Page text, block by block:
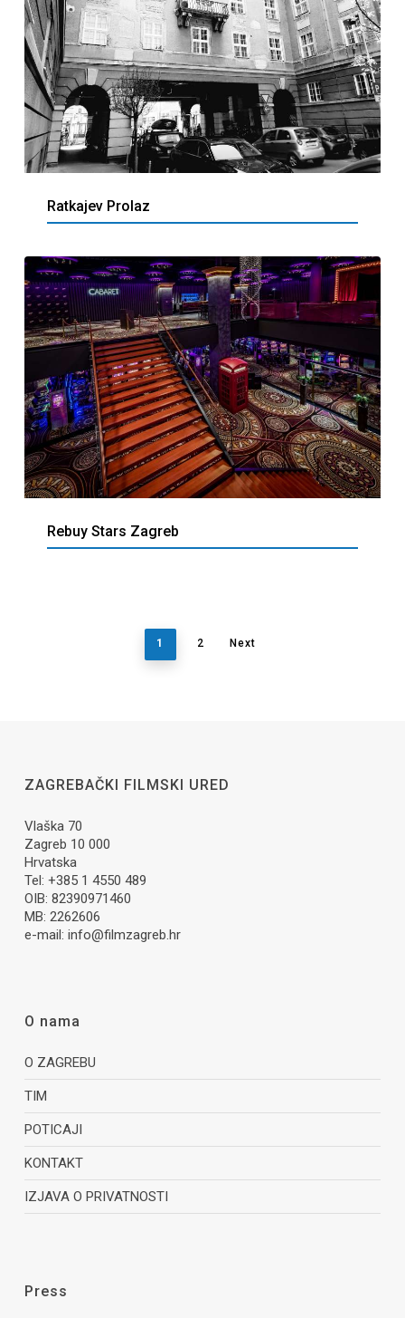
Ratkajev Prolaz
Rebuy Stars Zagreb
1 2 Next
ZAGREBAČKI FILMSKI URED
Vlaška 70
Zagreb 10 000
Hrvatska
Tel: +385 1 4550 489
OIB: 82390971460
MB: 2262606
e-mail: info@filmzagreb.hr
O nama
O ZAGREBU
TIM
POTICAJI
KONTAKT
IZJAVA O PRIVATNOSTI
Press